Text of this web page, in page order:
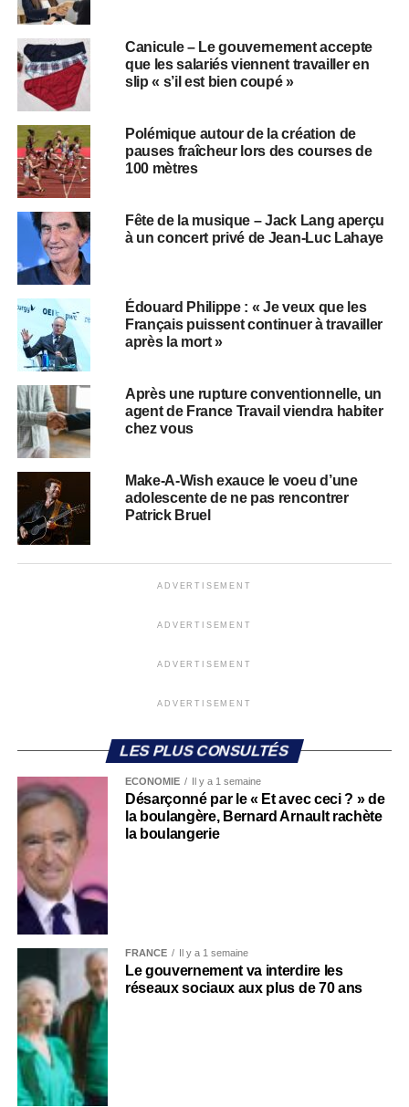
Canicule – Le gouvernement accepte
que les salariés viennent travailler en
slip « s’il est bien coupé »
Polémique autour de la création de
pauses fraîcheur lors des courses de
100 mètres
Fête de la musique – Jack Lang aperçu
à un concert privé de Jean-Luc Lahaye
Édouard Philippe : « Je veux que les
Français puissent continuer à travailler
après la mort »
Après une rupture conventionnelle, un
agent de France Travail viendra habiter
chez vous
Make-A-Wish exauce le voeu d’une
adolescente de ne pas rencontrer
Patrick Bruel
ADVERTISEMENT
ADVERTISEMENT
ADVERTISEMENT
ADVERTISEMENT
LES PLUS CONSULTÉS
ECONOMIE Il y a 1 semaine
Désarçonné par le « Et avec ceci ? » de
la boulangère, Bernard Arnault rachète
la boulangerie
FRANCE Il y a 1 semaine
Le gouvernement va interdire les
réseaux sociaux aux plus de 70 ans